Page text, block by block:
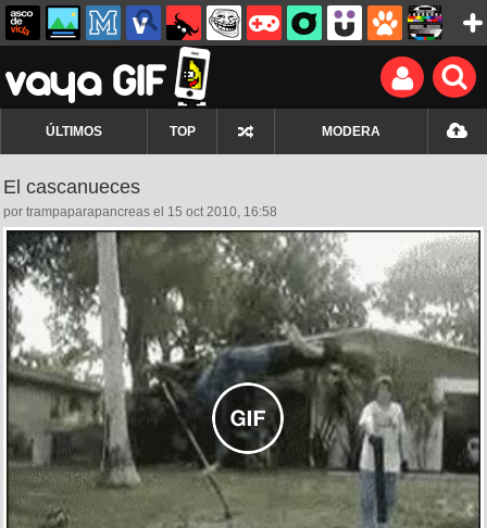
ÚLTIMOS TOP MODERA
El cascanueces
por trampaparapancreas el 15 oct 2010, 16:58